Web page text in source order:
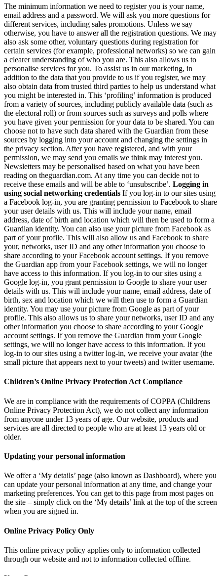
The minimum information we need to register you is your name,
email address and a password. We will ask you more questions for
different services, including sales promotions. Unless we say
otherwise, you have to answer all the registration questions. We may
also ask some other, voluntary questions during registration for
certain services (for example, professional networks) so we can gain
a clearer understanding of who you are. This also allows us to
personalise services for you. To assist us in our marketing, in
addition to the data that you provide to us if you register, we may
also obtain data from trusted third parties to help us understand what
you might be interested in. This ‘profiling’ information is produced
from a variety of sources, including publicly available data (such as
the electoral roll) or from sources such as surveys and polls where
you have given your permission for your data to be shared. You can
choose not to have such data shared with the Guardian from these
sources by logging into your account and changing the settings in
the privacy section. After you have registered, and with your
permission, we may send you emails we think may interest you.
Newsletters may be personalised based on what you have been
reading on theguardian.com. At any time you can decide not to
receive these emails and will be able to ‘unsubscribe’. Logging in
using social networking credentials If you log-in to our sites using
a Facebook log-in, you are granting permission to Facebook to share
your user details with us. This will include your name, email
address, date of birth and location which will then be used to form a
Guardian identity. You can also use your picture from Facebook as
part of your profile. This will also allow us and Facebook to share
your, networks, user ID and any other information you choose to
share according to your Facebook account settings. If you remove
the Guardian app from your Facebook settings, we will no longer
have access to this information. If you log-in to our sites using a
Google log-in, you grant permission to Google to share your user
details with us. This will include your name, email address, date of
birth, sex and location which we will then use to form a Guardian
identity. You may use your picture from Google as part of your
profile. This also allows us to share your networks, user ID and any
other information you choose to share according to your Google
account settings. If you remove the Guardian from your Google
settings, we will no longer have access to this information. If you
log-in to our sites using a twitter log-in, we receive your avatar (the
small picture that appears next to your tweets) and twitter username.
Children’s Online Privacy Protection Act Compliance
We are in compliance with the requirements of COPPA (Childrens
Online Privacy Protection Act), we do not collect any information
from anyone under 13 years of age. Our website, products and
services are all directed to people who are at least 13 years old or
older.
Updating your personal information
We offer a ‘My details’ page (also known as Dashboard), where you
can update your personal information at any time, and change your
marketing preferences. You can get to this page from most pages on
the site – simply click on the ‘My details’ link at the top of the screen
when you are signed in.
Online Privacy Policy Only
This online privacy policy applies only to information collected
through our website and not to information collected offline.